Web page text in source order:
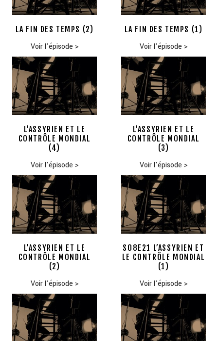
LA FIN DES TEMPS (2)
Voir l'épisode >
LA FIN DES TEMPS (1)
Voir l'épisode >
L’ASSYRIEN ET LE
CONTRÔLE MONDIAL
(4)
Voir l'épisode >
L’ASSYRIEN ET LE
CONTRÔLE MONDIAL
(3)
Voir l'épisode >
L’ASSYRIEN ET LE
CONTRÔLE MONDIAL
(2)
Voir l'épisode >
S08E21 L’ASSYRIEN ET
LE CONTRÔLE MONDIAL
(1)
Voir l'épisode >